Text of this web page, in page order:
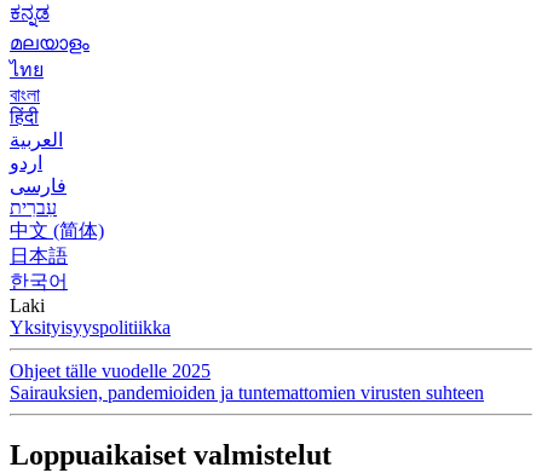
ಕನ್ನಡ
മലയാളം
ไทย
বাংলা
हिंदी
العربية
اردو
فارسی
עִברִית
中文 (简体)
日本語
한국어
Laki
Yksityisyyspolitiikka
Ohjeet tälle vuodelle 2025
Sairauksien, pandemioiden ja tuntemattomien virusten suhteen
Loppuaikaiset valmistelut